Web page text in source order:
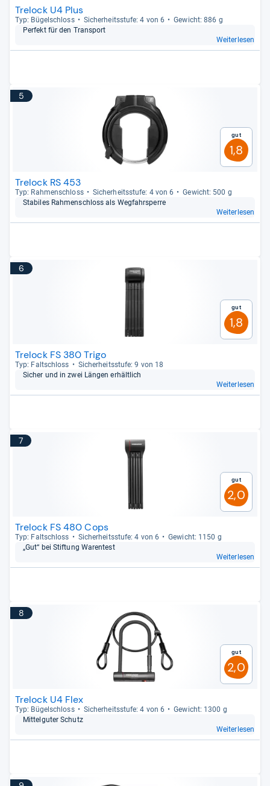
Trelock U4 Plus
Typ: Bügel­schloss Sicher­heits­stufe: 4 von 6
Gewicht: 886 g
Per­fekt für den Trans­port
Weiterlesen
5
Gut
1,8
Trelock RS 453
Typ: Rah­menschloss Sicher­heits­stufe: 4 von 6
Gewicht: 500 g
Sta­bi­les Rah­menschloss als Weg­fahr­sperre
Weiterlesen
6
Gut
1,8
Trelock FS 380 Trigo
Typ: Falt­schloss
Sicher­heits­stufe: 9 von 18
Sicher und in zwei Län­gen erhält­lich
Weiterlesen
7
Gut
2,0
Trelock FS 480 Cops
Typ: Falt­schloss Sicher­heits­stufe: 4 von 6
Gewicht: 1150 g
„Gut“ bei Stif­tung Waren­test
Weiterlesen
8
Gut
2,0
Trelock U4 Flex
Typ: Bügel­schloss Sicher­heits­stufe: 4 von 6
Gewicht: 1300 g
Mit­tel­gu­ter Schutz
Weiterlesen